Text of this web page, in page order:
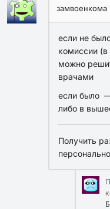
замвоенкома
если не
комиссии (в
можно
врачами
если было
либо в
Получить